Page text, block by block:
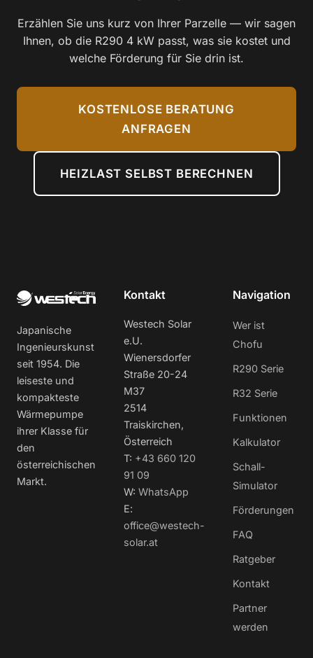
Erzählen Sie uns kurz von Ihrer Parzelle — wir sagen
Ihnen, ob die R290 4 kW passt, was sie kostet und
welche Förderung für Sie drin ist.
KOSTENLOSE BERATUNG
ANFRAGEN
HEIZLAST SELBST BERECHNEN
Japanische
Ingenieurskunst
seit 1954. Die
leiseste und
kompakteste
Wärmepumpe
ihrer Klasse für
den
österreichischen
Markt.
Kontakt
Westech Solar
e.U.
Wienersdorfer
Straße 20-24
M37
2514
Traiskirchen,
Österreich
T: +43 660 120
91 09
W: WhatsApp
E:
office@westech-
solar.at
Navigation
Wer ist
Chofu
R290 Serie
R32 Serie
Funktionen
Kalkulator
Schall-
Simulator
Förderungen
FAQ
Ratgeber
Kontakt
Partner
werden